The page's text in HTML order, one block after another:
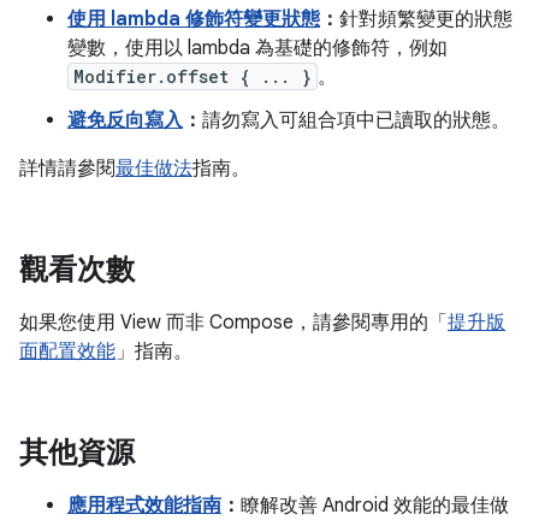
使用 lambda 修飾符變更狀態 ： 針對頻繁變更的狀態
變數，使用以 lambda 為基礎的修飾符，例如
Modifier.offset { ... } 。
避免反向寫入 ： 請勿寫入可組合項中已讀取的狀態。
詳情請參閱最佳做法指南。
觀看次數
如果您使用 View 而非 Compose，請參閱專用的「提升版
面配置效能 」指南。
其他資源
應用程式效能指南 ： 瞭解改善 Android 效能的最佳做